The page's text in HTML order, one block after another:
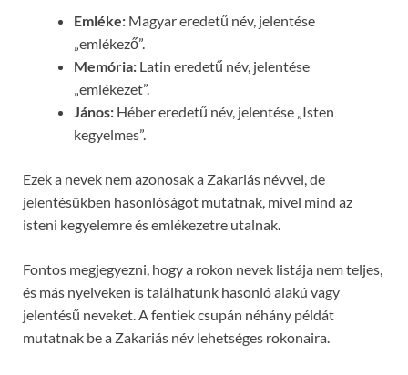
Emléke: Magyar eredetű név, jelentése
„emlékező”.
Memória: Latin eredetű név, jelentése
„emlékezet”.
János: Héber eredetű név, jelentése „Isten
kegyelmes”.
Ezek a nevek nem azonosak a Zakariás névvel, de
jelentésükben hasonlóságot mutatnak, mivel mind az
isteni kegyelemre és emlékezetre utalnak.
Fontos megjegyezni, hogy a rokon nevek listája nem teljes,
és más nyelveken is találhatunk hasonló alakú vagy
jelentésű neveket. A fentiek csupán néhány példát
mutatnak be a Zakariás név lehetséges rokonaira.